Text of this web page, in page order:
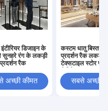
डिजाइन के
सुनहरे रंग के लकड़ी
रैक
अच्छी कीमत
कस्टम धातु बिस्तर
प्रदर्शन रैक लकड़ी
टेक्सटाइल स्टोर
सबसे अच्छी